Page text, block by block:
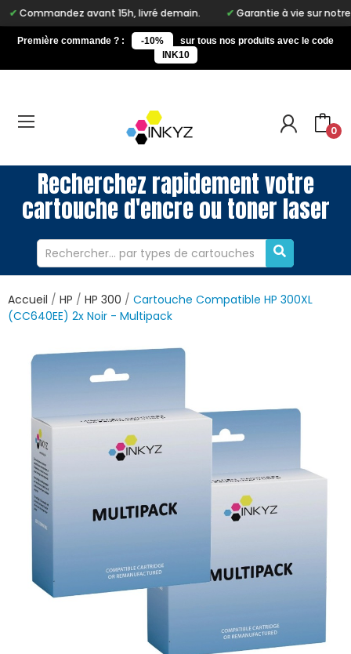
avant 15h, livré demain. Garantie à vie sur notre marque
Première commande ? : -10%
sur tous nos produits avec le code
INK10
0
Recherchez rapidement votre
cartouche d'encre ou toner laser
Accueil HP HP 300
Cartouche Compatible HP 300XL
(CC640EE) 2x Noir - Multipack